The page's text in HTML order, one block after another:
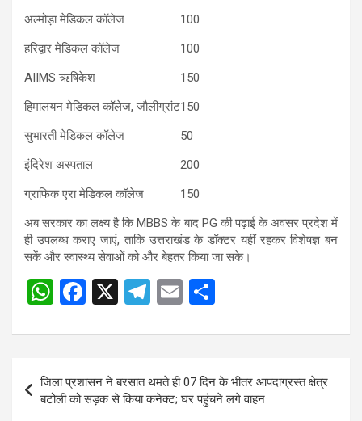
अल्मोड़ा मेडिकल कॉलेज
100
हरिद्वार मेडिकल कॉलेज
100
AIIMSऋषिकेश
150
हिमालयन मेडिकल कॉलेज,जौलीग्रांट150
सुभारती मेडिकल कॉलेज
50
इंदिरेश अस्पताल
200
ग्राफिक एरा मेडिकल कॉलेज
150
अब सरकार का लक्ष्य है कि MBBS के बाद PG की पढ़ाई के अवसर प्रदेश में
ही उपलब्ध कराए जाएं, ताकि उत्तराखंड के डॉक्टर यहीं रहकर विशेषज्ञ बन
सकें और स्वास्थ्य सेवाओं को और बेहतर किया जा सके।
W
at
A
F
ce
o
X
T
e
gr
a
E
ail ar
e
Post
navigation
जिला प्रशासन ने बरसात थमते ही 07 दिन के भीतर आपदाग्रस्त क्षेत्र
बटोली को सड़क से किया कनेक्ट; घर पहुंचने लगे वाहन